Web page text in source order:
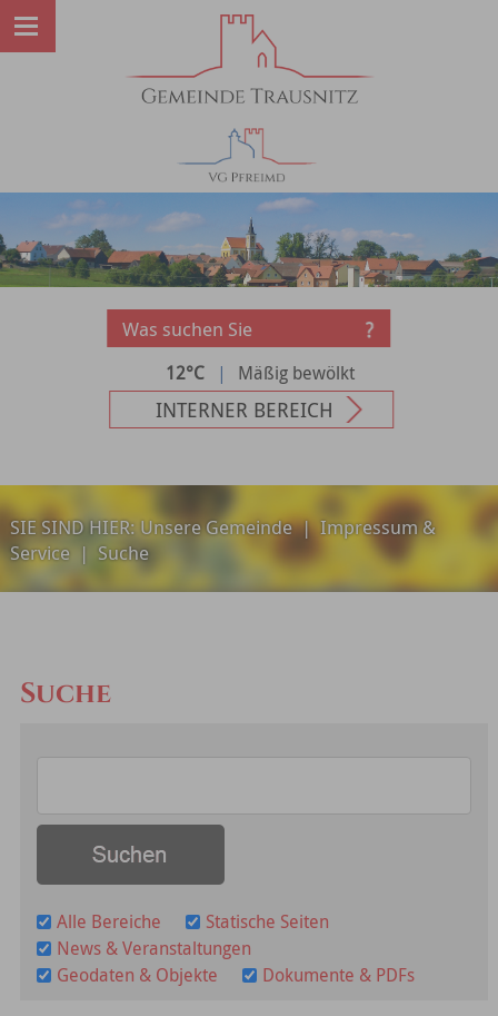
12°C | Mäßig bewölkt
INTERNER BEREICH
SIE SIND HIER:Unsere Gemeinde|Impressum &
Service | Suche
Suche
Alle Bereiche
Statische Seiten
News & Veranstaltungen
Geodaten & Objekte
Dokumente & PDFs